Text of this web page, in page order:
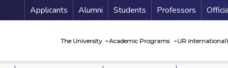
Menu Secundario
Applicants Alumni Students Professors
The University Academic Programs UR international